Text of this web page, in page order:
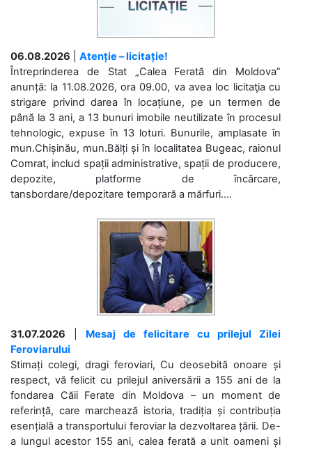
06.08.2026
Atenție – licitație!
Întreprinderea de Stat „Calea Ferată din Moldova”
anunță: la 11.08.2026, ora 09.00, va avea loc licitaţia cu
strigare privind darea în locațiune, pe un termen de
până la 3 ani, a 13 bunuri imobile neutilizate în procesul
tehnologic, expuse în 13 loturi. Bunurile, amplasate în
mun.Chișinău, mun.Bălți și în localitatea Bugeac, raionul
Comrat, includ spații administrative, spații de producere,
depozite, platforme de încărcare,
tansbordare/depozitare temporară a mărfuri....
31.07.2026
Mesaj de felicitare cu prilejul Zilei
Feroviarului
Stimați colegi, dragi feroviari, Cu deosebită onoare și
respect, vă felicit cu prilejul aniversării a 155 ani de la
fondarea Căii Ferate din Moldova – un moment de
referință, care marchează istoria, tradiția și contribuția
esențială a transportului feroviar la dezvoltarea țării. De-
a lungul acestor 155 ani, calea ferată a unit oameni și